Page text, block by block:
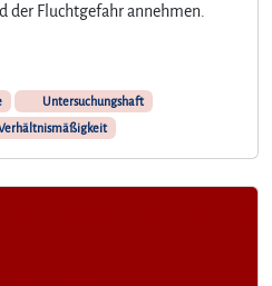
Fluchtgefahr annehmen.
Untersuchungshaft